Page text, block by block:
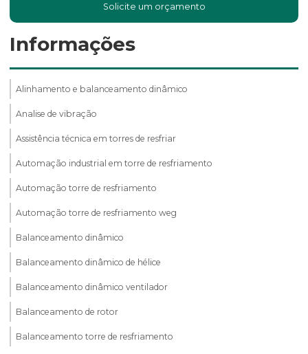
Solicite um orçamento
Informações
Alinhamento e balanceamento dinâmico
Analise de vibração
Assistência técnica em torres de resfriar
Automação industrial em torre de resfriamento
Automação torre de resfriamento
Automação torre de resfriamento weg
Balanceamento dinâmico
Balanceamento dinâmico de hélice
Balanceamento dinâmico ventilador
Balanceamento de rotor
Balanceamento torre de resfriamento